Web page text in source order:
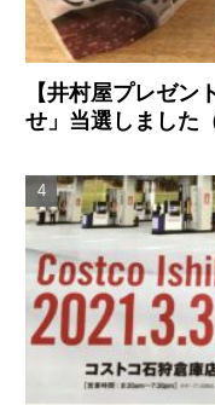
【井村屋プレゼン
せ」当選しました